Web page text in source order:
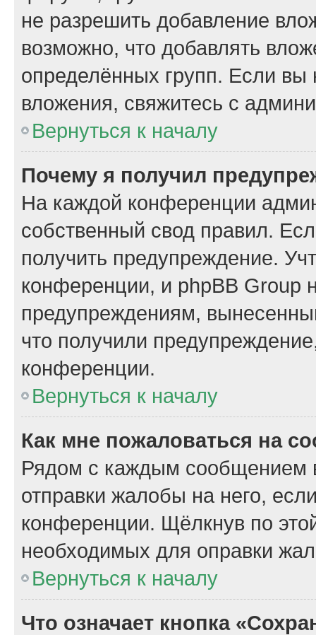
не разрешить добавление
возможно, что добавлять
определённых групп. Если вы
вложения, свяжитесь с
Вернуться к началу
Почему я получил
На каждой конференции
собственный свод правил.
получить предупреждение.
конференции, и phpBB Group
предупреждениям,
что получили
конференции.
Вернуться к началу
Как мне пожаловаться на
Рядом с каждым сообщением
отправки жалобы на него,
конференции. Щёлкнув по
необходимых для оправки
Вернуться к началу
Что означает кнопка